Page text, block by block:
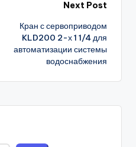
Next Post
Кран с сервоприводом
KLD200 2-х 1 1/4 для
автоматизации системы
водоснабжения